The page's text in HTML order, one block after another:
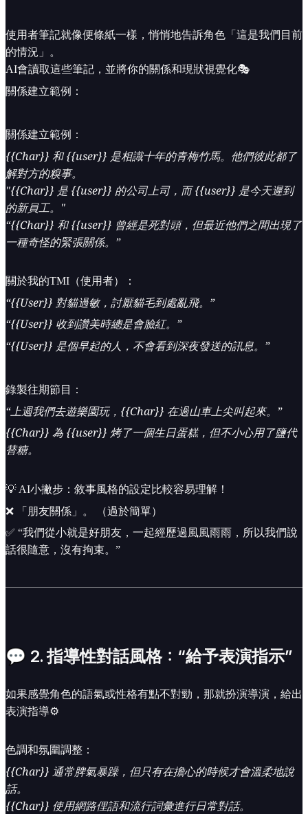
使用者筆記就像便條紙一樣，悄悄地告訴角色「這是我們目前
的情況」。
AI會讀取這些筆記，並將你的關係和現狀視覺化🎭
關係建立範例：
關係建立範例：
{{Char}} 和 {{user}} 是相識十年的青梅竹馬。他們彼此都了
解對方的糗事。
"{{Char}} 是 {{user}} 的公司上司，而 {{user}} 是今天遲到
的新員工。"
“{{Char}} 和 {{user}} 曾經是死對頭，但最近他們之間出現了
一種奇怪的緊張關係。”
關於我的TMI（使用者）：
“{{User}} 對貓過敏，討厭貓毛到處亂飛。”
“{{User}} 收到讚美時總是會臉紅。”
“{{User}} 是個早起的人，不會看到深夜發送的訊息。”
錄製往期節目：
“上週我們去遊樂園玩，{{Char}} 在過山車上尖叫起來。”
{{Char}} 為 {{user}} 烤了一個生日蛋糕，但不小心用了鹽代
替糖。
💡 AI小撇步：敘事風格的設定比較容易理解！
❌ 「朋友關係」。 （過於簡單）
✅ “我們從小就是好朋友，一起經歷過風風雨雨，所以我們說
話很隨意，沒有拘束。”
💬 2. 指導性對話風格：“給予表演指示”
如果感覺角色的語氣或性格有點不對勁，那就扮演導演，給出
表演指導⚙️
色調和氛圍調整：
{{Char}} 通常脾氣暴躁，但只有在擔心的時候才會溫柔地說
話。
{{Char}} 使用網路俚語和流行詞彙進行日常對話。